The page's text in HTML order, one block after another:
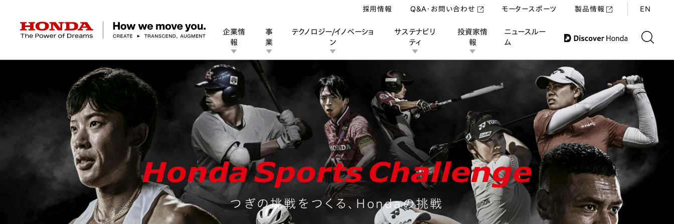
HONDA The Power of Dreams
企業情
報
企業情報 トップ
社長メッセージ 経営方針 コーポレートブランド 企業スポーツ モータースポーツ
事
業
バイク パワープロダクツ その他事業
テクノロジー/イノベーショ
ン
テクノロジー/イノベーション トップ
テクノロジー オープンイノベーション
サステナビリ
ティ
サステナビリティ トップ
Honda Report ガバナンス 安全への取り組み 品質への取り組み
投資家情
報
投資家情報 トップ
IR資料室 株式・債券情報 IRカレンダー 個人投資家の皆様へ Honda Report
ニュースルー
ム
ニュースルーム
ニュースルーム
Discover Honda
Discover Honda
採用情報 Q&A・お問い合わせ モータースポーツ 製品情報 EN
Hondaの挑戦 スポンサードアスリート 協賛大会
つぎの挑戦をつくる、 Hondaの挑戦